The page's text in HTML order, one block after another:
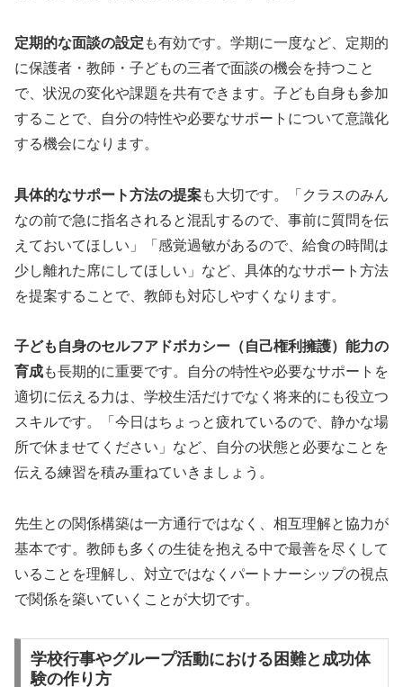
定期的な面談の設定 も有効です。学期に一度など、定期的
に保護者・教師・子どもの三者で面談の機会を持つこと
で、状況の変化や課題を共有できます。子ども自身も参加
することで、自分の特性や必要なサポートについて意識化
する機会になります。
具体的なサポート方法の提案も大切です。「クラスのみん
なの前で急に指名されると混乱するので、事前に質問を伝
えておいてほしい」「感覚過敏があるので、給食の時間は
少し離れた席にしてほしい」など、具体的なサポート方法
を提案することで、教師も対応しやすくなります。
子ども自身のセルフアドボカシー（自己権利擁護）能力の
育成も長期的に重要です。自分の特性や必要なサポートを
適切に伝える力は、学校生活だけでなく将来的にも役立つ
スキルです。「今日はちょっと疲れているので、静かな場
所で休ませてください」など、自分の状態と必要なことを
伝える練習を積み重ねていきましょう。
先生との関係構築は一方通行ではなく、相互理解と協力が
基本です。教師も多くの生徒を抱える中で最善を尽くして
いることを理解し、対立ではなくパートナーシップの視点
で関係を築いていくことが大切です。
学校行事やグループ活動における困難と成功体
験の作り方